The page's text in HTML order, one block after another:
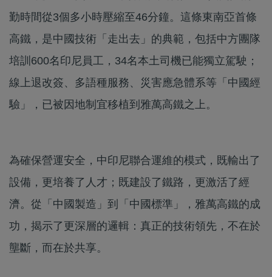
勤時間從3個多小時壓縮至46分鐘。這條東南亞首條
高鐵，是中國技術「走出去」的典範，包括中方團隊
培訓600名印尼員工，34名本土司機已能獨立駕駛；
線上退改簽、多語種服務、災害應急體系等「中國經
驗」，已被因地制宜移植到雅萬高鐵之上。
為確保營運安全，中印尼聯合運維的模式，既輸出了
設備，更培養了人才；既建設了鐵路，更激活了經
濟。從「中國製造」到「中國標準」，雅萬高鐵的成
功，揭示了更深層的邏輯：真正的技術領先，不在於
壟斷，而在於共享。